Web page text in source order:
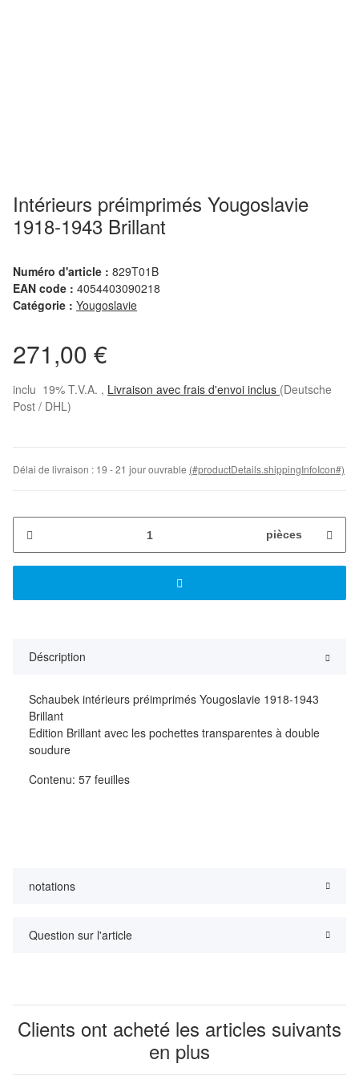
Intérieurs préimprimés Yougoslavie
1918-1943 Brillant
Numéro d'article : 829T01B
EAN code : 4054403090218
Catégorie : Yougoslavie
271,00 €
inclu 19% T.V.A. , Livraison avec frais d'envoi inclus (Deutsche
Post / DHL)
Délai de livraison : 19 - 21 jour ouvrable (#productDetails.shippingInfoIcon#)
pièces
Déscription
Schaubek intérieurs préimprimés Yougoslavie 1918-1943
Brillant
Edition Brillant avec les pochettes transparentes à double
soudure
Contenu: 57 feuilles
notations
Question sur l'article
Clients ont acheté les articles suivants
en plus